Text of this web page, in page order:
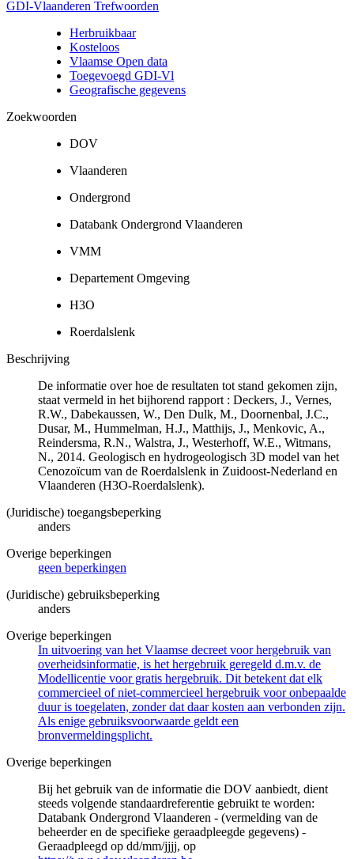
GDI-Vlaanderen Trefwoorden
Herbruikbaar
Kosteloos
Vlaamse Open data
Toegevoegd GDI-Vl
Geografische gegevens
Zoekwoorden
DOV
Vlaanderen
Ondergrond
Databank Ondergrond Vlaanderen
VMM
Departement Omgeving
H3O
Roerdalslenk
Beschrijving
De informatie over hoe de resultaten tot stand gekomen zijn,
staat vermeld in het bijhorend rapport : Deckers, J., Vernes,
R.W., Dabekaussen, W., Den Dulk, M., Doornenbal, J.C.,
Dusar, M., Hummelman, H.J., Matthijs, J., Menkovic, A.,
Reindersma, R.N., Walstra, J., Westerhoff, W.E., Witmans,
N., 2014. Geologisch en hydrogeologisch 3D model van het
Cenozoïcum van de Roerdalslenk in Zuidoost-Nederland en
Vlaanderen (H3O-Roerdalslenk).
(Juridische) toegangsbeperking
anders
Overige beperkingen
geen beperkingen
(Juridische) gebruiksbeperking
anders
Overige beperkingen
In uitvoering van het Vlaamse decreet voor hergebruik van
overheidsinformatie, is het hergebruik geregeld d.m.v. de
Modellicentie voor gratis hergebruik. Dit betekent dat elk
commercieel of niet-commercieel hergebruik voor onbepaalde
duur is toegelaten, zonder dat daar kosten aan verbonden zijn.
Als enige gebruiksvoorwaarde geldt een
bronvermeldingsplicht.
Overige beperkingen
Bij het gebruik van de informatie die DOV aanbiedt, dient
steeds volgende standaardreferentie gebruikt te worden:
Databank Ondergrond Vlaanderen - (vermelding van de
beheerder en de specifieke geraadpleegde gegevens) -
Geraadpleegd op dd/mm/jjjj, op